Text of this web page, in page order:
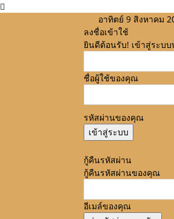
อาทิตย์ 9 สิงหาคม
ลงชื่อเข้าใช้
ยินดีต้อนรับ! เข้าสู่ระบ
ชื่อผู้ใช้ของคุณ
รหัสผ่านของคุณ
กู้คืนรหัสผ่าน
กู้คืนรหัสผ่านของคุณ
อีเมล์ของคุณ